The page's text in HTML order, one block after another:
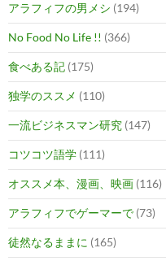
アラフィフの男メシ (194)
No Food No Life !! (366)
食べある記 (175)
独学のススメ (110)
一流ビジネスマン研究 (147)
コツコツ語学 (111)
オススメ本、漫画、映画 (116)
アラフィフでゲーマーで (73)
徒然なるままに (165)